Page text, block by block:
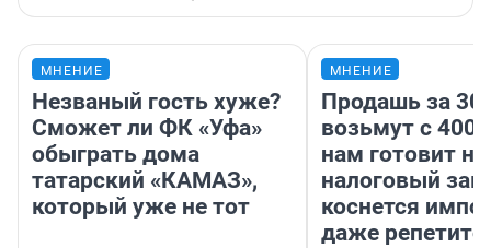
МНЕНИЕ
Незваный гость хуже?
Сможет ли ФК «Уфа»
обыграть дома
татарский «КАМАЗ»,
который уже не тот
МНЕНИЕ
Продашь за
возьмут с
нам готовит
налоговый
коснется
даже